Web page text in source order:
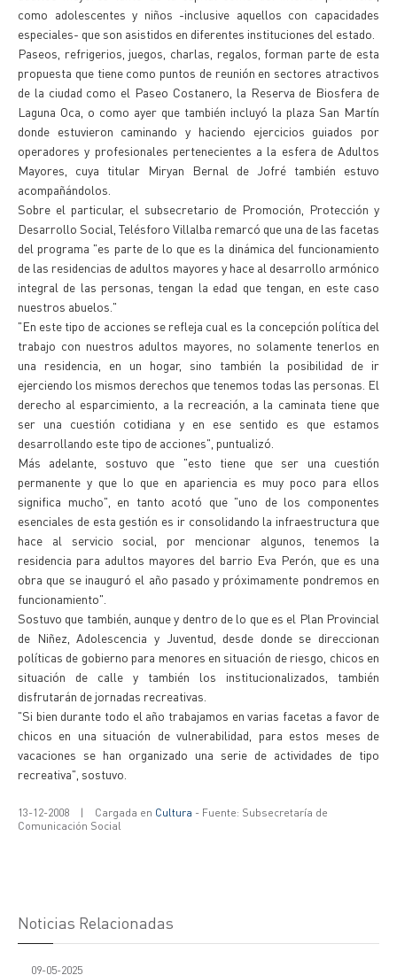
como adolescentes y niños -inclusive aquellos con capacidades
especiales- que son asistidos en diferentes instituciones del estado.
Paseos, refrigerios, juegos, charlas, regalos, forman parte de esta
propuesta que tiene como puntos de reunión en sectores atractivos
de la ciudad como el Paseo Costanero, la Reserva de Biosfera de
Laguna Oca, o como ayer que también incluyó la plaza San Martín
donde estuvieron caminando y haciendo ejercicios guiados por
operadores y profesionales pertenecientes a la esfera de Adultos
Mayores, cuya titular Miryan Bernal de Jofré también estuvo
acompañándolos.
Sobre el particular, el subsecretario de Promoción, Protección y
Desarrollo Social, Telésforo Villalba remarcó que una de las facetas
del programa "es parte de lo que es la dinámica del funcionamiento
de las residencias de adultos mayores y hace al desarrollo armónico
integral de las personas, tengan la edad que tengan, en este caso
nuestros abuelos."
"En este tipo de acciones se refleja cual es la concepción política del
trabajo con nuestros adultos mayores, no solamente tenerlos en
una residencia, en un hogar, sino también la posibilidad de ir
ejerciendo los mismos derechos que tenemos todas las personas. El
derecho al esparcimiento, a la recreación, a la caminata tiene que
ser una cuestión cotidiana y en ese sentido es que estamos
desarrollando este tipo de acciones", puntualizó.
Más adelante, sostuvo que "esto tiene que ser una cuestión
permanente y que lo que en apariencia es muy poco para ellos
significa mucho", en tanto acotó que "uno de los componentes
esenciales de esta gestión es ir consolidando la infraestructura que
hace al servicio social, por mencionar algunos, tenemos la
residencia para adultos mayores del barrio Eva Perón, que es una
obra que se inauguró el año pasado y próximamente pondremos en
funcionamiento".
Sostuvo que también, aunque y dentro de lo que es el Plan Provincial
de Niñez, Adolescencia y Juventud, desde donde se direccionan
políticas de gobierno para menores en situación de riesgo, chicos en
situación de calle y también los institucionalizados, también
disfrutarán de jornadas recreativas.
"Si bien durante todo el año trabajamos en varias facetas a favor de
chicos en una situación de vulnerabilidad, para estos meses de
vacaciones se han organizado una serie de actividades de tipo
recreativa", sostuvo.
13-12-2008 | Cargada en Cultura - Fuente: Subsecretaría de
Comunicación Social
Noticias Relacionadas
09-05-2025